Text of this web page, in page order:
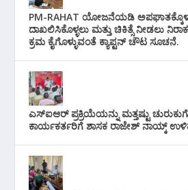
PM-RAHAT ಯೋಜನೆಯಡಿ
ದಾಖಲಿಸಿಕೊಳ್ಳಲು ಮತ್ತು ಚಿಕಿತ್ಸೆ ನೀಡಲು
ಕ್ರಮ ಕೈಗೊಳ್ಳುವಂತೆ ಕ್ಯಾಪ್ಟನ್ ಚೌಟ ಸೂಚನೆ.
ಎಸ್‌ಐಆರ್ ಪ್ರಕ್ರಿಯೆಯನ್ನು ಮತ್ತಷ್ಟು
ಕಾರ್ಯಕರ್ತರಿಗೆ ಶಾಸಕ ರಾಜೇಶ್ ನಾಯ್ಕ್